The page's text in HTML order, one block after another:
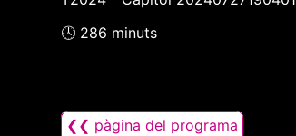
🕓 286 minuts
❮❮ pàgina del programa